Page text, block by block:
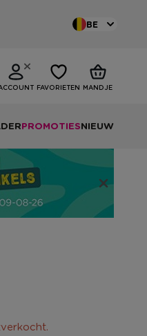
BE
FAVORIETEN MANDJE
PROMOTIESNIEUW